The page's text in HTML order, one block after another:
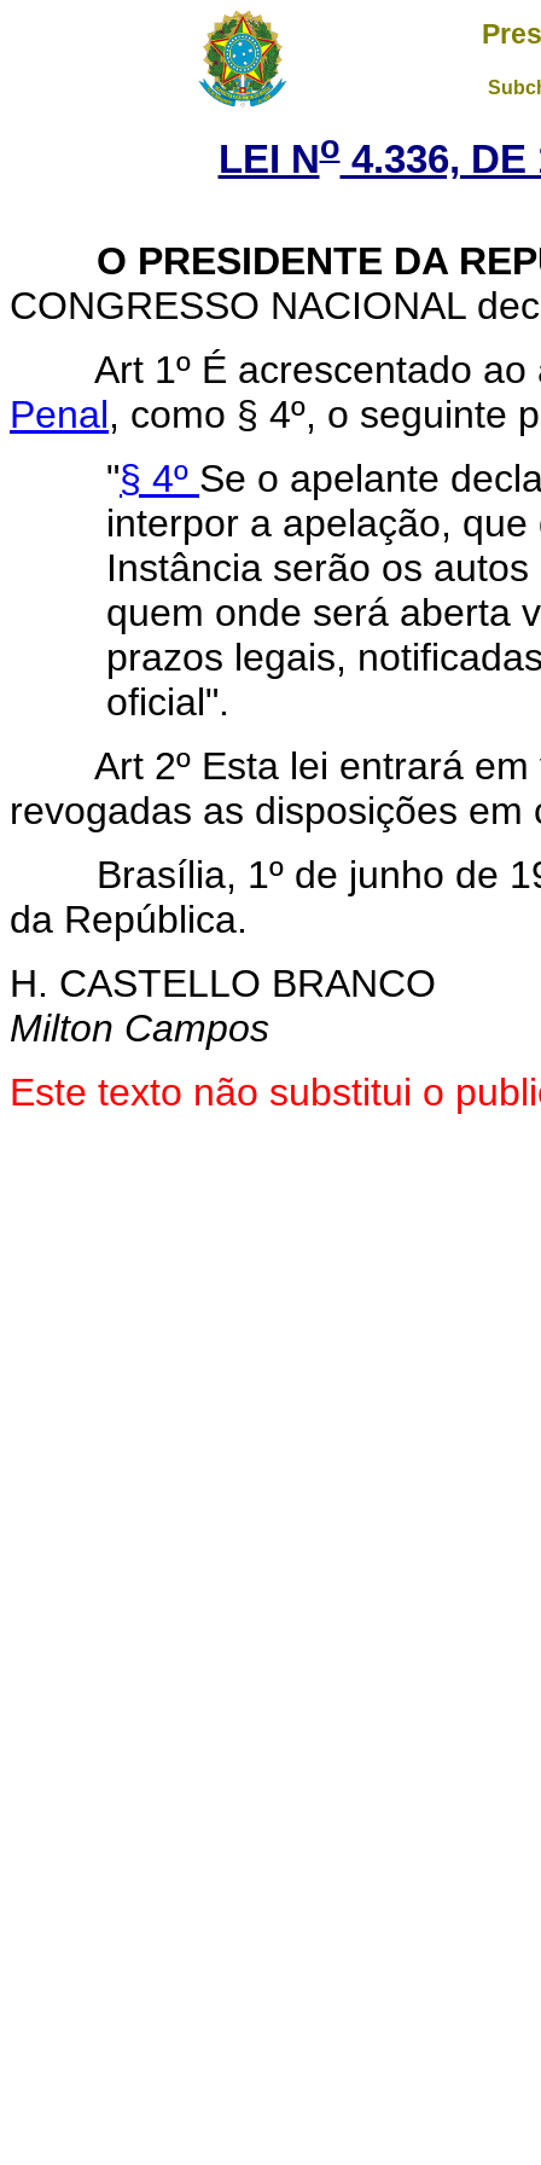
LEI No4.336, DE
O PRESIDENTE DA
CONGRESSO NACIONAL
Art 1º É acrescentado
Penal, como § 4º, o seguinte
"§ 4º Se o apelante
interpor a apelação,
Instância serão os
quem onde será aberta
prazos legais,
oficial".
Art 2º Esta lei entrará
revogadas as disposições em
Brasília, 1º de junho de
da República.
H. CASTELLO BRANCO
Milton Campos
Este texto não substitui o